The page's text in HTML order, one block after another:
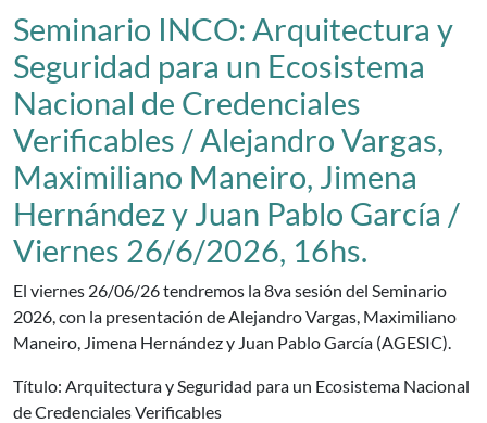
Seminario INCO: Arquitectura y
Seguridad para un Ecosistema
Nacional de Credenciales
Verificables / Alejandro Vargas,
Maximiliano Maneiro, Jimena
Hernández y Juan Pablo García /
Viernes 26/6/2026, 16hs.
El viernes 26/06/26 tendremos la 8va sesión del Seminario
2026, con la presentación de Alejandro Vargas, Maximiliano
Maneiro, Jimena Hernández y Juan Pablo García (AGESIC).
Título: Arquitectura y Seguridad para un Ecosistema Nacional
de Credenciales Verificables